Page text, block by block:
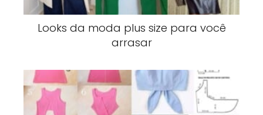
Looks da moda plus size para você
arrasar